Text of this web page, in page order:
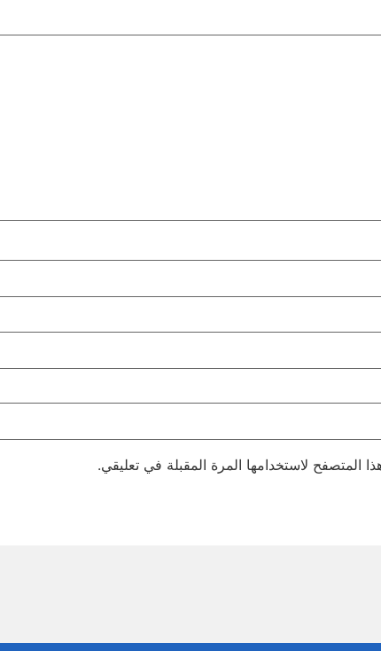
المتصفح لاستخدامها المرة المقبلة في تعليقي.